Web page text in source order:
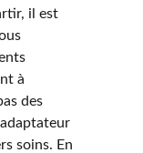
il est
à
des
soins. En